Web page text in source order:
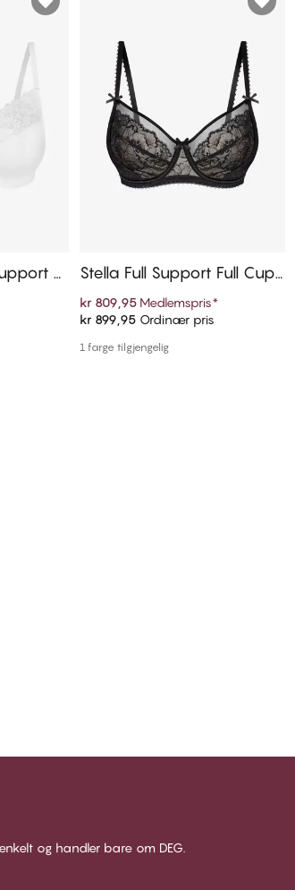
F
Legg i handlekurven
Stella Full Support Full Cup
Bh
kr 809,95 Medlemspris*
kr 899,95Ordinær pris
1 farge tilgjengelig
og handler bare om DEG.